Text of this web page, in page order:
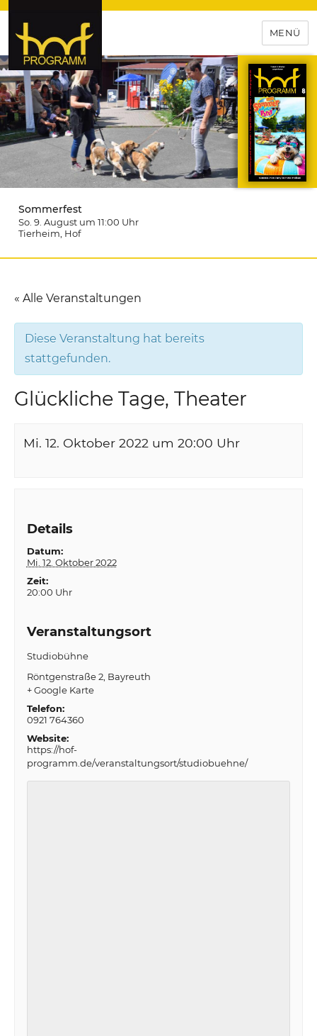
hof-programm – das
Veranstaltungsportal für
Hochfranken
MENÜ
Sommerfest
So. 9. August um 11:00 Uhr
Tierheim , Hof
« Alle Veranstaltungen
Diese Veranstaltung hat bereits
stattgefunden.
Glückliche Tage, Theater
Mi. 12. Oktober 2022 um 20:00 Uhr
Details
Datum:
Mi. 12. Oktober 2022
Zeit:
20:00 Uhr
Veranstaltungsort
Studiobühne
Röntgenstraße 2 Bayreuth
+ Google Karte
Telefon:
0921 764360
Website:
https://hof-
programm.de/veranstaltungsort/studiobuehne/